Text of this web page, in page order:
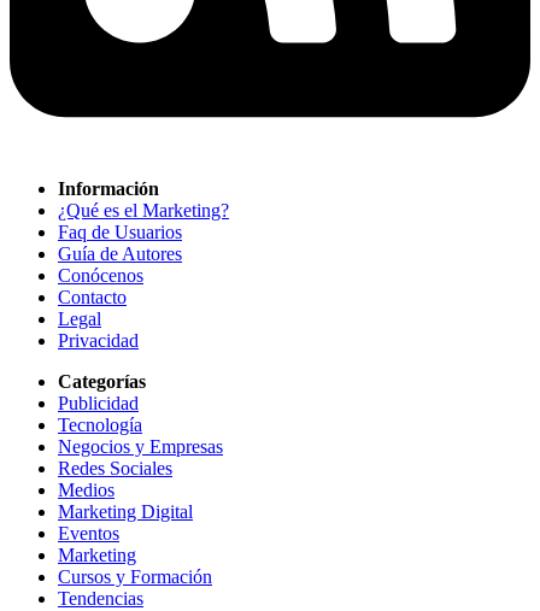
Información
¿Qué es el Marketing?
Faq de Usuarios
Guía de Autores
Conócenos
Contacto
Legal
Privacidad
Categorías
Publicidad
Tecnología
Negocios y Empresas
Redes Sociales
Medios
Marketing Digital
Eventos
Marketing
Cursos y Formación
Tendencias